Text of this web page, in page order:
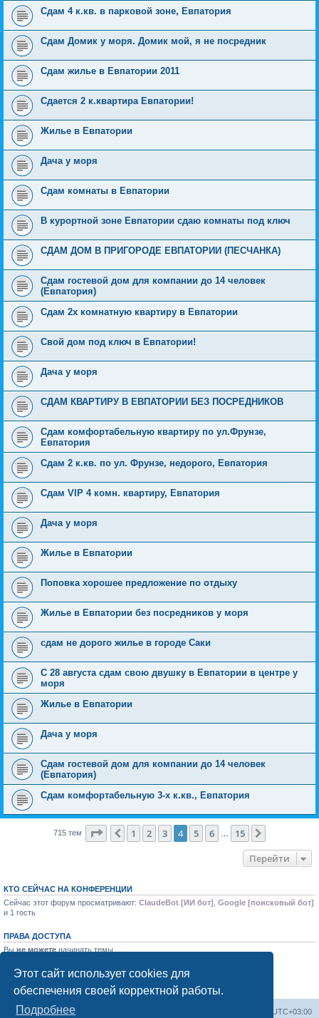
Этот сайт использует cookies для
обеспечения своей корректной работы.
Подробнее
Сдам 4 к.кв. в парковой зоне, Евпатория
Сдам Домик у моря. Домик мой, я не посредник
Сдам жилье в Евпатории 2011
Сдается 2 к.квартира Евпатории!
Жилье в Евпатории
Дача у моря
Сдам комнаты в Евпатории
В курортной зоне Евпатории сдаю комнаты под ключ
СДАМ ДОМ В ПРИГОРОДЕ ЕВПАТОРИИ (ПЕСЧАНКА)
Сдам гостевой дом для компании до 14 человек
(Евпатория)
Сдам 2х комнатную квартиру в Евпатории
Свой дом под ключ в Евпатории!
Дача у моря
СДАМ КВАРТИРУ В ЕВПАТОРИИ БЕЗ ПОСРЕДНИКОВ
Сдам комфортабельную квартиру по ул.Фрунзе,
Евпатория
Сдам 2 к.кв. по ул. Фрунзе, недорого, Евпатория
Сдам VIP 4 комн. квартиру, Евпатория
Дача у моря
Жилье в Евпатории
Поповка хорошее предложение по отдыху
Жилье в Евпатории без посредников у моря
сдам не дорого жилье в городе Саки
С 28 августа сдам свою двушку в Евпатории в центре у
моря
Жилье в Евпатории
Дача у моря
Сдам гостевой дом для компании до 14 человек
(Евпатория)
Сдам комфортабельную 3-х к.кв., Евпатория
715 тем Страница из 15
Пред.
1 2 3 4 5 6 15
Перейти
КТО СЕЙЧАС НА КОНФЕРЕНЦИИ
Сейчас этот форум просматривают: ClaudeBot [ИИ бот] Google [поисковый бот]
и 1 гость
ПРАВА ДОСТУПА
Вы не можете начинать темы
Выне можетередактировать свои сообщения
Выне можетеудалять свои сообщения
Выне можетедобавлять вложения
Форум «Весь Крым» UTC+03:00